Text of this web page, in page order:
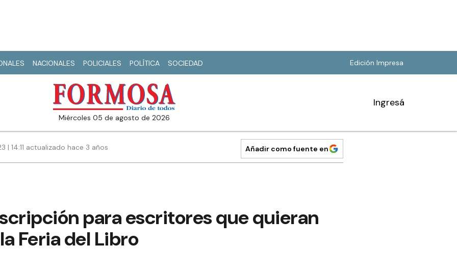
NACIONALES POLICIALES POLÍTICA SOCIEDAD Edición Impresa
miércoles 05 de agosto de 2026
Ingresá
| 14:11 actualizado hace 3 años Añadir como fuente en
para escritores que quieran
Feria del Libro